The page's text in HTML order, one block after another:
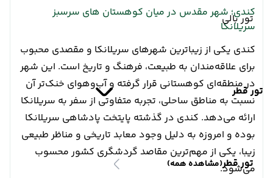
تور بالی
تور قطر
تور قطر(مشاهده همه)
کندی؛ شهر مقدس در میان کوهستان های سرسبز
سریلانکا
کندی یکی از زیباترین شهرهای سریلانکا و مقصدی محبوب
برای علاقه‌مندان به طبیعت، فرهنگ و تاریخ است. این شهر
در منطقه‌ای کوهستانی قرار گرفته و آب‌وهوای خنک‌تر آن
نسبت به مناطق ساحلی، تجربه متفاوتی از سفر به سریلانکا
ارائه می‌دهد. کندی در گذشته پایتخت پادشاهی سریلانکا
بوده و امروزه به دلیل وجود معابد تاریخی و مناظر طبیعی
زیبا، یکی از مهم‌ترین مقاصد گردشگری کشور محسوب
می‌شود.